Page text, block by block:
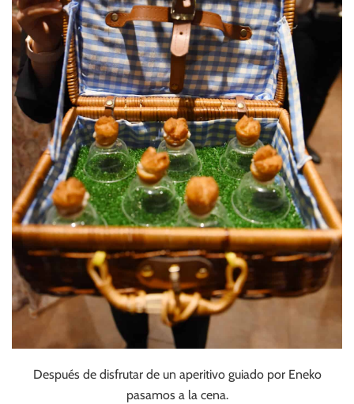
Después de disfrutar de un aperitivo guiado por Eneko
pasamos a la cena.